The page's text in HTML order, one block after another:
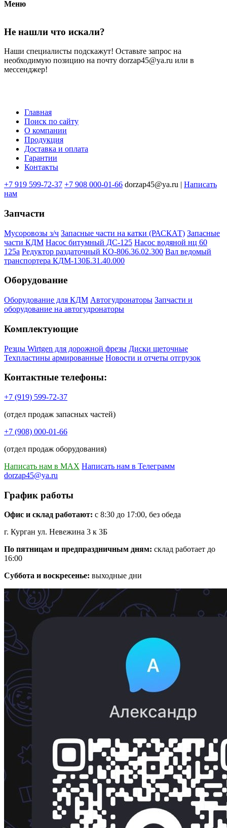
Меню
Не нашли что искали?
Наши специалисты подскажут! Оставьте запрос на
необходимую позицию на почту dorzap45@ya.ru или в
мессенджер!
Меню
подвале
Главная
Поиск по сайту
О компании
Продукция
Доставка и оплата
Гарантии
Контакты
+7 919 599-72-37 +7 908 000-01-66 dorzap45@ya.ru | Написать
нам
Запчасти
Мусоровозы з/ч Запасные части на катки (РАСКАТ) Запасные
части КДМ Насос битумный ДС-125 Насос водяной нц 60
125а Редуктор раздаточный КО-806.36.02.300 Вал ведомый
транспортера КДМ-130Б.31.40.000
Оборудование
Оборудование для КДМ Автогудронаторы Запчасти и
оборудование на автогудронаторы
Комплектующие
Резцы Wirtgen для дорожной фрезы Диски щеточные
Техпластины армированные Новости и отчеты отгрузок
Контактные телефоны:
+7 (919) 599-72-37
(отдел продаж запасных частей)
+7 (908) 000-01-66
(отдел продаж оборудования)
Написать нам в MAX Написать нам в Телеграмм
dorzap45@ya.ru
График работы
Офис и склад работают: с 8:30 до 17:00, без обеда
г. Курган ул. Невежина 3 к 3Б
По пятницам и предпраздничным дням: склад работает до
16:00
Суббота и воскресенье: выходные дни